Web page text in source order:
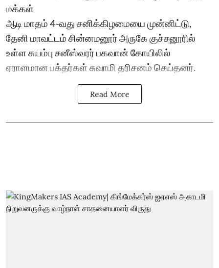
மக்கள்
ஆடி மாதம் 4-வது சனிக்கிழமையை முன்னிட்டு,
தேனி மாவட்டம் சின்னமனூர் அருகே குச்சனூரில்
உள்ள சுயம்பு சனீஸ்வரர் பகவான் கோயிலில்
ஏராளமான பக்தர்கள் சுவாமி தரிசனம் செய்தனர்.
Read More